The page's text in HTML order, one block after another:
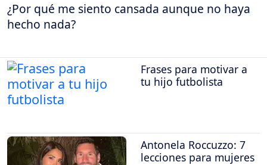
¿Por qué me siento cansada aunque no haya
hecho nada?
Frases para motivar a
tu hijo futbolista
Antonela Roccuzzo: 7
lecciones para mujeres